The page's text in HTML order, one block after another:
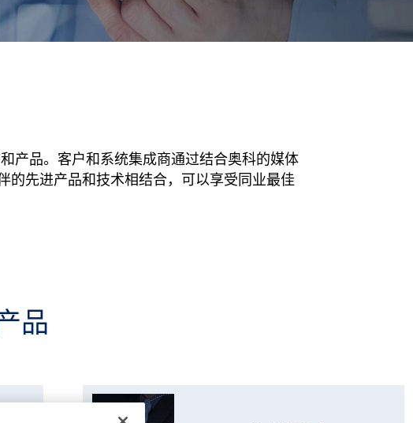
产品。客户和系统集成商通过结合奥科的媒体
的先进产品和技术相结合，可以享受同业最佳
品